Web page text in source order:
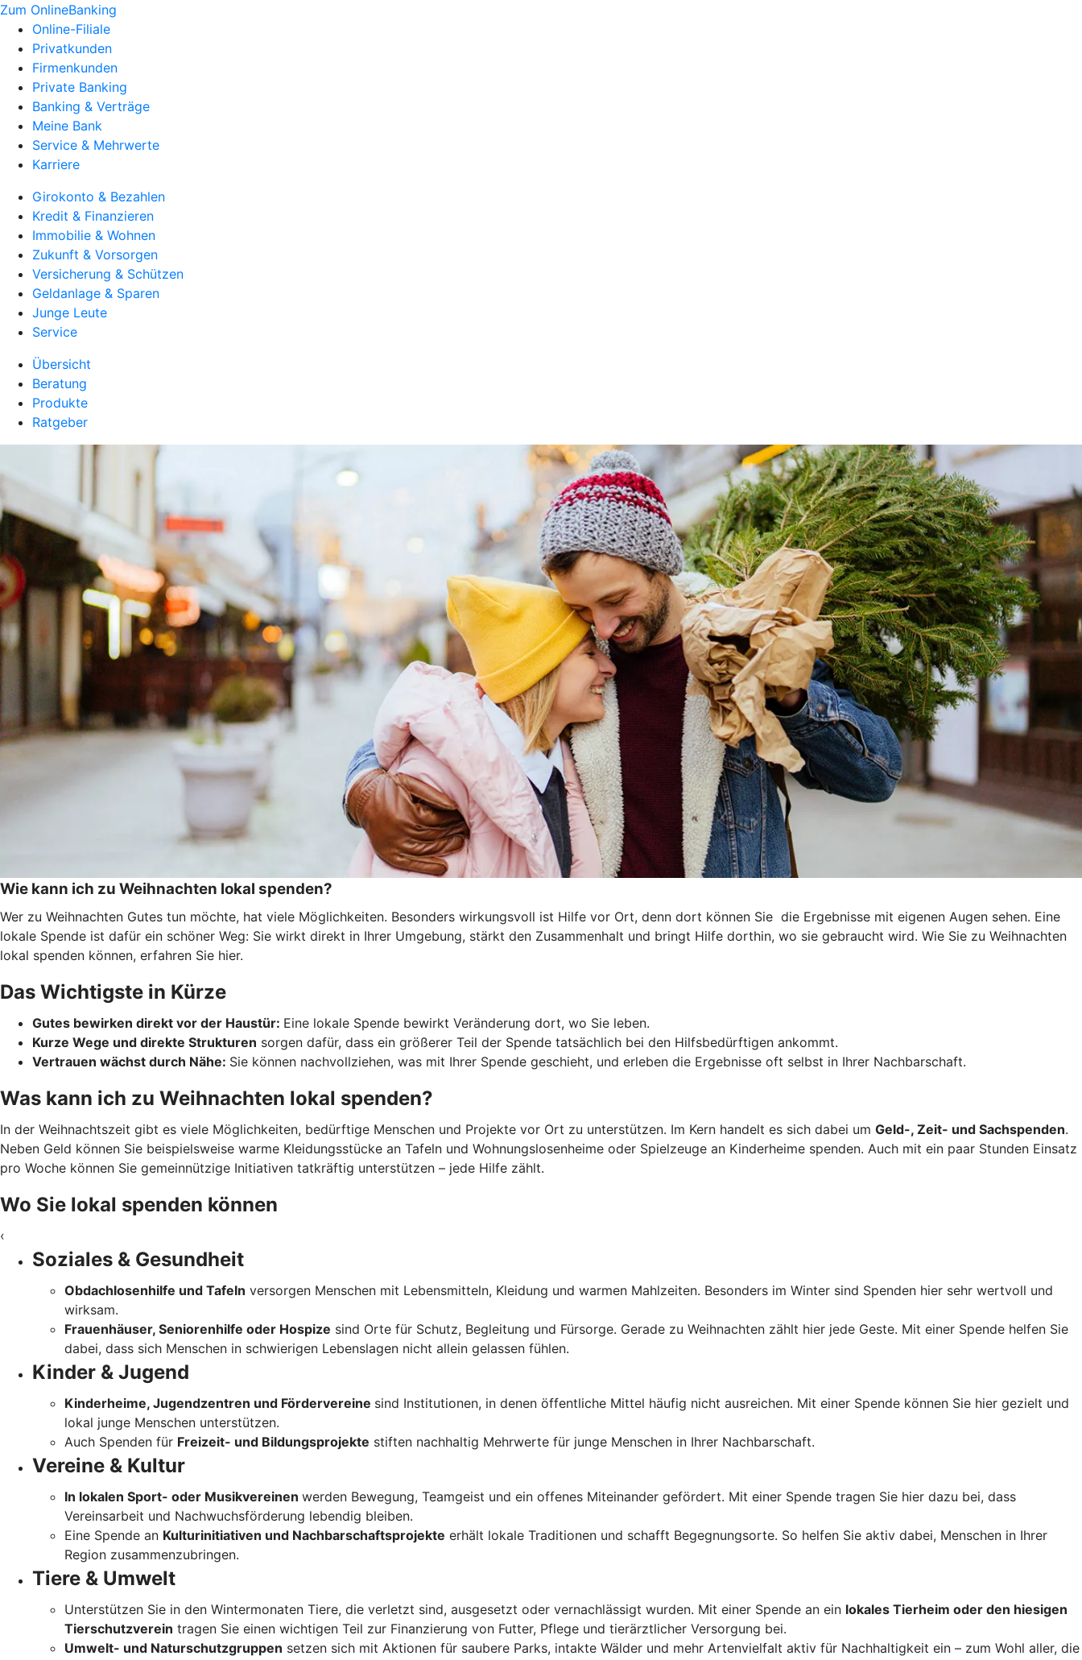
Zum OnlineBanking
Online-Filiale
Privatkunden
Firmenkunden
Private Banking
Banking & Verträge
Meine Bank
Service & Mehrwerte
Karriere
Girokonto & Bezahlen
Kredit & Finanzieren
Immobilie & Wohnen
Zukunft & Vorsorgen
Versicherung & Schützen
Geldanlage & Sparen
Junge Leute
Service
Übersicht
Beratung
Produkte
Ratgeber
Wie kann ich zu Weihnachten lokal spenden?
Wer zu Weihnachten Gutes tun möchte, hat viele Möglichkeiten. Besonders wirkungsvoll ist Hilfe vor Ort, denn dort können Sie die Ergebnisse mit eigenen Augen sehen. Eine
lokale Spende ist dafür ein schöner Weg: Sie wirkt direkt in Ihrer Umgebung, stärkt den Zusammenhalt und bringt Hilfe dorthin, wo sie gebraucht wird. Wie Sie zu Weihnachten
lokal spenden können, erfahren Sie hier.
Das Wichtigste in Kürze
Gutes bewirken direkt vor der Haustür: Eine lokale Spende bewirkt Veränderung dort, wo Sie leben.
Kurze Wege und direkte Strukturen sorgen dafür, dass ein größerer Teil der Spende tatsächlich bei den Hilfsbedürftigen ankommt.
Vertrauen wächst durch Nähe: Sie können nachvollziehen, was mit Ihrer Spende geschieht, und erleben die Ergebnisse oft selbst in Ihrer Nachbarschaft.
Was kann ich zu Weihnachten lokal spenden?
In der Weihnachtszeit gibt es viele Möglichkeiten, bedürftige Menschen und Projekte vor Ort zu unterstützen. Im Kern handelt es sich dabei um Geld-, Zeit- und Sachspenden.
Neben Geld können Sie beispielsweise warme Kleidungsstücke an Tafeln und Wohnungslosenheime oder Spielzeuge an Kinderheime spenden. Auch mit ein paar Stunden Einsatz
pro Woche können Sie gemeinnützige Initiativen tatkräftig unterstützen – jede Hilfe zählt.
Wo Sie lokal spenden können
‹
Soziales & Gesundheit
Obdachlosenhilfe und Tafeln versorgen Menschen mit Lebensmitteln, Kleidung und warmen Mahlzeiten. Besonders im Winter sind Spenden hier sehr wertvoll und
wirksam.
Frauenhäuser, Seniorenhilfe oder Hospize sind Orte für Schutz, Begleitung und Fürsorge. Gerade zu Weihnachten zählt hier jede Geste. Mit einer Spende helfen Sie
dabei, dass sich Menschen in schwierigen Lebenslagen nicht allein gelassen fühlen.
Kinder & Jugend
Kinderheime, Jugendzentren und Fördervereine sind Institutionen, in denen öffentliche Mittel häufig nicht ausreichen. Mit einer Spende können Sie hier gezielt und
lokal junge Menschen unterstützen.
Auch Spenden für Freizeit- und Bildungsprojekte stiften nachhaltig Mehrwerte für junge Menschen in Ihrer Nachbarschaft.
Vereine & Kultur
In lokalen Sport- oder Musikvereinen werden Bewegung, Teamgeist und ein offenes Miteinander gefördert. Mit einer Spende tragen Sie hier dazu bei, dass
Vereinsarbeit und Nachwuchsförderung lebendig bleiben.
Eine Spende an Kulturinitiativen und Nachbarschaftsprojekte erhält lokale Traditionen und schafft Begegnungsorte. So helfen Sie aktiv dabei, Menschen in Ihrer
Region zusammenzubringen.
Tiere & Umwelt
Unterstützen Sie in den Wintermonaten Tiere, die verletzt sind, ausgesetzt oder vernachlässigt wurden. Mit einer Spende an ein lokales Tierheim oder den hiesigen
Tierschutzverein tragen Sie einen wichtigen Teil zur Finanzierung von Futter, Pflege und tierärztlicher Versorgung bei.
Umwelt- und Naturschutzgruppen setzen sich mit Aktionen für saubere Parks, intakte Wälder und mehr Artenvielfalt aktiv für Nachhaltigkeit ein – zum Wohl aller, die